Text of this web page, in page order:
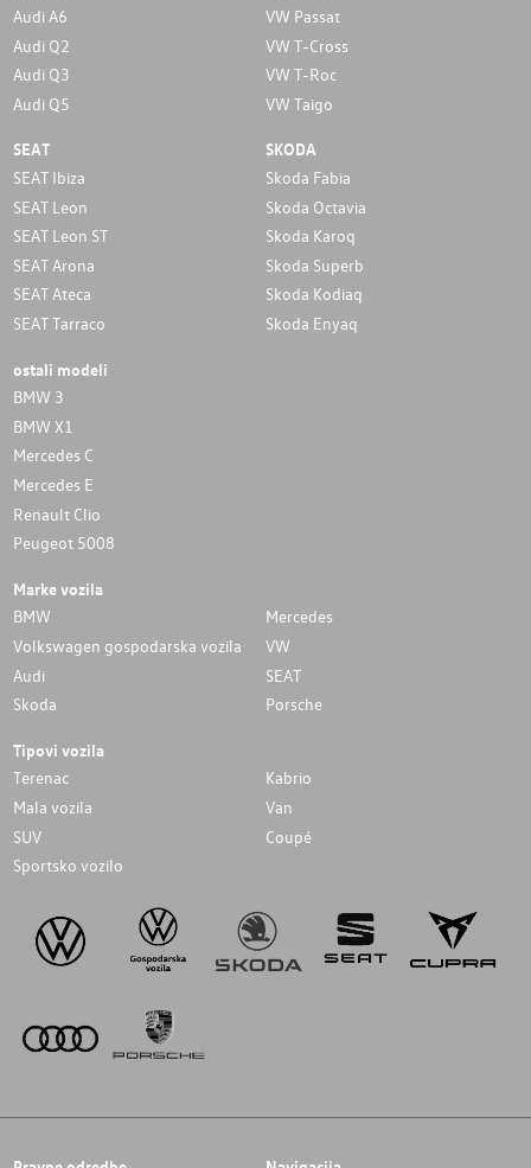
Audi A6
Audi Q2
Audi Q3
Audi Q5
VW Passat
VW T-Cross
VW T-Roc
VW Taigo
SEAT
SEAT Ibiza
SEAT Leon
SEAT Leon ST
SEAT Arona
SEAT Ateca
SEAT Tarraco
SKODA
Skoda Fabia
Skoda Octavia
Skoda Karoq
Skoda Superb
Skoda Kodiaq
Skoda Enyaq
ostali modeli
BMW 3
BMW X1
Mercedes C
Mercedes E
Renault Clio
Peugeot 5008
Marke vozila
BMW
Mercedes
Volkswagen gospodarska vozila
VW
Audi
SEAT
Skoda
Porsche
Tipovi vozila
Terenac
Kabrio
Mala vozila
Van
SUV
Coupé
Sportsko vozilo